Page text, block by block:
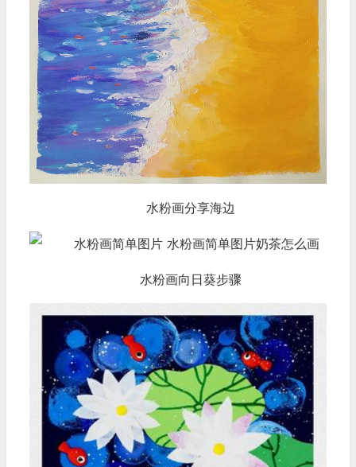
水粉画分享海边
水粉画向日葵步骤